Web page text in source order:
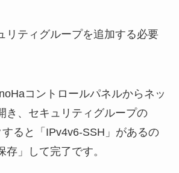
リティグループを追加する必要
コントロールパネルからネッ
き、セキュリティグループの
すると「IPv4v6-SSH」があるの
存」して完了です。